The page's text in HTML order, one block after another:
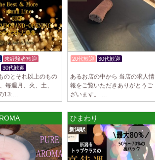
未経験者歓迎
30代歓迎
のとそれ以上のもの
毎週月、火、土、
13:…
20代歓迎
30代歓迎
あるお店の中から 当店の求人情
報をご覧いただきありがとうご
ざいます。 …
ひまわり
新潟駅